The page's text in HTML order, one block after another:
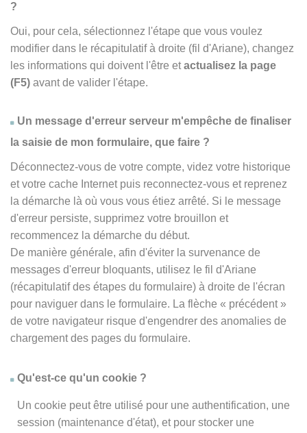
?
Oui, pour cela, sélectionnez l'étape que vous voulez
modifier dans le récapitulatif à droite (fil d'Ariane), changez
les informations qui doivent l'être etactualisez la page
(F5) avant de valider l'étape.
Un message d'erreur serveur m'empêche de finaliser
la saisie de mon formulaire, que faire ?
Déconnectez-vous de votre compte, videz votre historique
et votre cache Internet puis reconnectez-vous et reprenez
la démarche là où vous vous étiez arrêté. Si le message
d'erreur persiste, supprimez votre brouillon et
recommencez la démarche du début.
De manière générale, afin d'éviter la survenance de
messages d'erreur bloquants, utilisez le fil d'Ariane
(récapitulatif des étapes du formulaire) à droite de l'écran
pour naviguer dans le formulaire. La flèche « précédent »
de votre navigateur risque d'engendrer des anomalies de
chargement des pages du formulaire.
Qu'est-ce qu'un cookie ?
Un cookie peut être utilisé pour une authentification, une
session (maintenance d'état), et pour stocker une